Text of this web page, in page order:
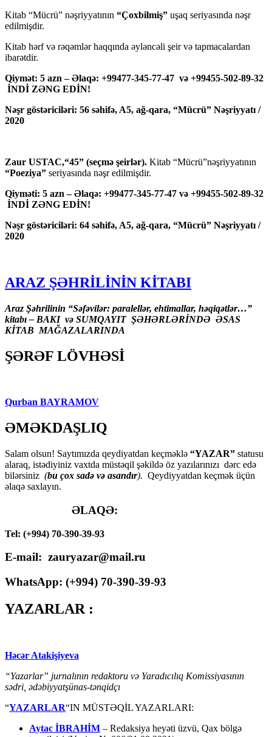
Kitab “Mücrü” nəşriyyatının “Çoxbilmiş” uşaq seriyasında nəşr
edilmişdir.
Kitab hərf və rəqəmlər haqqında əyləncəli şeir və tapmacalardan
ibarətdir.
Qiymət: 5 azn – Əlaqə: +99477-345-77-47 və +99455-502-89-32
İNDİ ZƏNG EDİN!
Nəşr göstəriciləri: 56 səhifə, A5, ağ-qara, “Mücrü” Nəşriyyatı /
2020
Zaur USTAC,“45” (seçmə şeirlər). Kitab “Mücrü”nəşriyyatının
“Poeziya” seriyasında nəşr edilmişdir.
Qiyməti: 5 azn – Əlaqə: +99477-345-77-47 və +99455-502-89-32
İNDİ ZƏNG EDİN!
Nəşr göstəriciləri: 64 səhifə, A5, ağ-qara, “Mücrü” Nəşriyyatı /
2020
ARAZ ŞƏHRİLİNİN KİTABI
Araz Şəhrilinin “Səfəvilər: paralellər, ehtimallar, həqiqətlər…”
kitabı – BAKI və SUMQAYIT ŞƏHƏRLƏRİNDƏ ƏSAS
KİTAB MAĞAZALARINDA
ŞƏRƏF LÖVHƏSİ
Qurban BAYRAMOV
ƏMƏKDAŞLIQ
Salam olsun! Saytımızda qeydiyatdan keçməklə “YAZAR” statusu
alaraq, istədiyiniz vaxtda müstəqil şəkildə öz yazılarınızı dərc edə
bilərsiniz (bu çox sadə və asandır). Qeydiyyatdan keçmək üçün
əlaqə saxlayın.
ƏLAQƏ:
Tel: (+994) 70-390-39-93
E-mail: zauryazar@mail.ru
WhatsApp: (+994) 70-390-39-93
YAZARLAR :
Həcər Atakişiyeva
“Yazarlar” jurnalının redaktoru və Yaradıcılıq Komissiyasının
sədri, ədəbiyyatşünas-tənqidçı
“YAZARLAR“IN MÜSTƏQİL YAZARLARI:
Aytac İBRAHİM – Redaksiya heyəti üzvü, Qax bölgə